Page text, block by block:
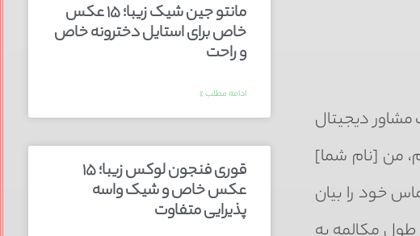
مشاور دیجیتال
من [نام شما]
خود را بیان
مانتو جین شیک زیبا؛ ۱۵ عکس
خاص برای استایل دخترونه خاص
و راحت
ادامه مطلب »
قوری فنجون لوکس زیبا؛ ۱۵
عکس خاص و شیک واسه
پذیرایی متفاوت